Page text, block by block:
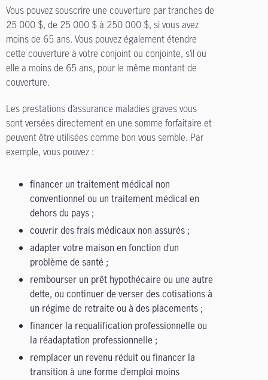
Vous pouvez souscrire une couverture par tranches de
25 000 $, de 25 000 $ à 250 000 $, si vous avez
moins de 65 ans. Vous pouvez également étendre
cette couverture à votre conjoint ou conjointe, s’il ou
elle a moins de 65 ans, pour le même montant de
couverture.
Les prestations d’assurance maladies graves vous
sont versées directement en une somme forfaitaire et
peuvent être utilisées comme bon vous semble. Par
exemple, vous pouvez :
financer un traitement médical non
conventionnel ou un traitement médical en
dehors du pays ;
couvrir des frais médicaux non assurés ;
adapter votre maison en fonction d’un
problème de santé ;
rembourser un prêt hypothécaire ou une autre
dette, ou continuer de verser des cotisations à
un régime de retraite ou à des placements ;
financer la requalification professionnelle ou
la réadaptation professionnelle ;
remplacer un revenu réduit ou financer la
transition à une forme d’emploi moins